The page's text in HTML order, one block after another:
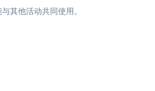
他活动共同使用。